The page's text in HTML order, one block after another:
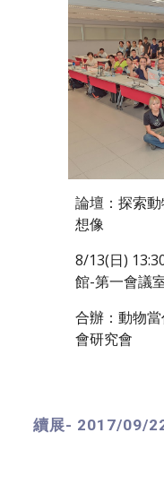
論壇：探索
想像
8/13(日)
館-第一會議
合辦：動物
會研究會
續展- 2017/09/